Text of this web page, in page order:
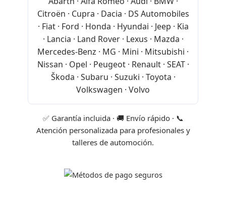
Citroën · Cupra · Dacia · DS Automobiles
· Fiat · Ford · Honda · Hyundai · Jeep · Kia
· Lancia · Land Rover · Lexus · Mazda ·
Mercedes-Benz · MG · Mini · Mitsubishi ·
Nissan · Opel · Peugeot · Renault · SEAT ·
Škoda · Subaru · Suzuki · Toyota ·
Volkswagen · Volvo
✅ Garantía incluida · 🚚 Envío rápido · 📞
Atención personalizada para profesionales y
talleres de automoción.